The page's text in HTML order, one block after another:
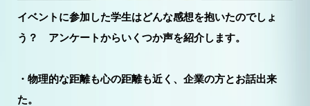
イベントに参加した学生はどんな感想を抱いたのでしょ
う？ アンケートからいくつか声を紹介します。
・物理的な距離も心の距離も近く、企業の方とお話出来
た。